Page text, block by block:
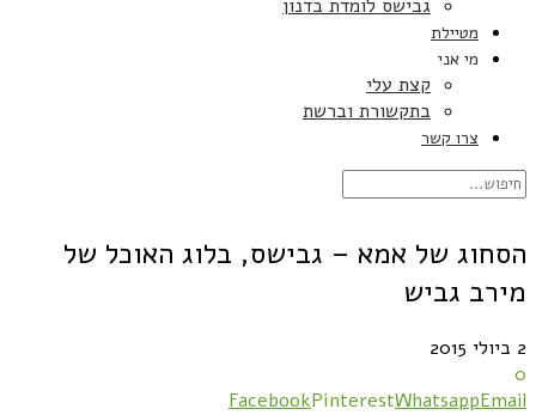
גבישס לומדת בדנון
מטיילת
מי אני
קצת עלי
בתקשורת וברשת
צרו קשר
הסחוג של אמא – גבישס, בלוג האוכל של
מירב גביש
2 ביולי 2015
0
FacebookPinterestWhatsappEmail